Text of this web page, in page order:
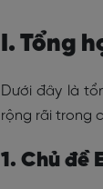
I. Tổng
Dưới đây là
rộng rãi trong
1. Chủ đề